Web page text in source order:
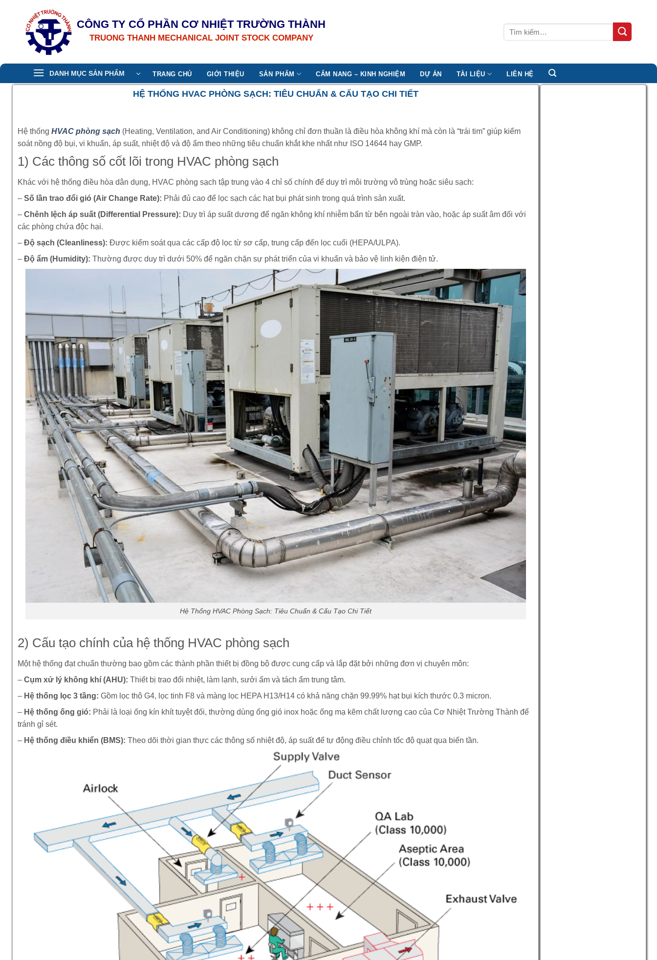
CÔNG TY CỔ PHẦN CƠ NHIỆT TRƯỜNG THÀNH
TRUONG THANH MECHANICAL JOINT STOCK COMPANY
Tìm
kiếm:
DANH MỤC SẢN PHẨM TRANG CHỦ GIỚI THIỆU SẢN PHẨM CẨM NANG – KINH NGHIỆM DỰ ÁN TÀI LIỆU LIÊN HỆ
HỆ THỐNG HVAC PHÒNG SẠCH: TIÊU CHUẨN & CẤU TẠO CHI TIẾT
Hệ thống HVAC phòng sạch (Heating, Ventilation, and Air Conditioning) không chỉ đơn thuần là điều hòa không khí mà còn là “trái tim” giúp kiểm
soát nồng độ bụi, vi khuẩn, áp suất, nhiệt độ và độ ẩm theo những tiêu chuẩn khắt khe nhất như ISO 14644 hay GMP.
1) Các thông số cốt lõi trong HVAC phòng sạch
Khác với hệ thống điều hòa dân dụng, HVAC phòng sạch tập trung vào 4 chỉ số chính để duy trì môi trường vô trùng hoặc siêu sạch:
– Số lần trao đổi gió (Air Change Rate): Phải đủ cao để lọc sạch các hạt bụi phát sinh trong quá trình sản xuất.
– Chênh lệch áp suất (Differential Pressure): Duy trì áp suất dương để ngăn không khí nhiễm bẩn từ bên ngoài tràn vào, hoặc áp suất âm đối với
các phòng chứa độc hại.
– Độ sạch (Cleanliness): Được kiểm soát qua các cấp độ lọc từ sơ cấp, trung cấp đến lọc cuối (HEPA/ULPA).
– Độ ẩm (Humidity): Thường được duy trì dưới 50% để ngăn chặn sự phát triển của vi khuẩn và bảo vệ linh kiện điện tử.
Hệ Thống HVAC Phòng Sạch: Tiêu Chuẩn & Cấu Tạo Chi Tiết
2) Cấu tạo chính của hệ thống HVAC phòng sạch
Một hệ thống đạt chuẩn thường bao gồm các thành phần thiết bị đồng bộ được cung cấp và lắp đặt bởi những đơn vị chuyên môn:
– Cụm xử lý không khí (AHU): Thiết bị trao đổi nhiệt, làm lạnh, sưởi ấm và tách ẩm trung tâm.
– Hệ thống lọc 3 tầng: Gồm lọc thô G4, lọc tinh F8 và màng lọc HEPA H13/H14 có khả năng chặn 99.99% hạt bụi kích thước 0.3 micron.
– Hệ thống ống gió: Phải là loại ống kín khít tuyệt đối, thường dùng ống gió inox hoặc ống mạ kẽm chất lượng cao của Cơ Nhiệt Trường Thành để
tránh gỉ sét.
– Hệ thống điều khiển (BMS): Theo dõi thời gian thực các thông số nhiệt độ, áp suất để tự động điều chỉnh tốc độ quạt qua biến tần.